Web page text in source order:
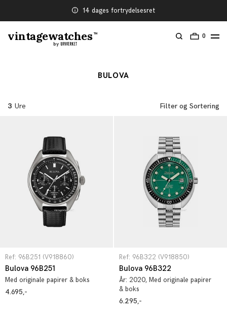
14 dages fortrydelsesret
vintagewatches TM 0
BULOVA
3 Ure Filter og Sortering
Ref: 96B251 (V918860)
Bulova 96B251
Med originale papirer & boks
4.695,-
Ref: 96B322 (V918850)
Bulova 96B322
År: 2020, Med originale papirer
& boks
6.295,-